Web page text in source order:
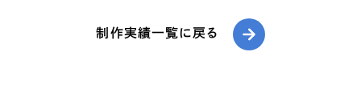
制作実績一覧に戻る